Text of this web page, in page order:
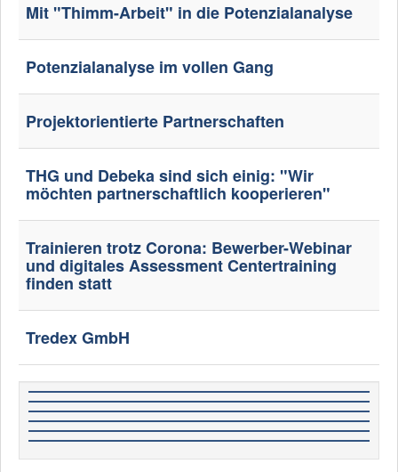
Mit "Thimm-Arbeit" in die Potenzialanalyse
Potenzialanalyse im vollen Gang
Projektorientierte Partnerschaften
THG und Debeka sind sich einig: "Wir
möchten partnerschaftlich kooperieren"
Trainieren trotz Corona: Bewerber-Webinar
und digitales Assessment Centertraining
finden statt
Tredex GmbH